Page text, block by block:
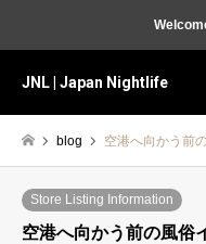
JNL | Japan Nightlife
blog 空港へ向かう前
Store Listing Information
空港へ向かう前の風俗